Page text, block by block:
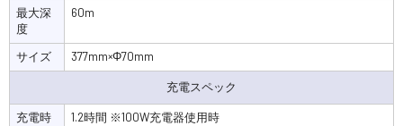
最大深
度
60m
サイズ 377mm×Φ70mm
充電スペック
充電時
1.2時間 ※100W充電器使用時